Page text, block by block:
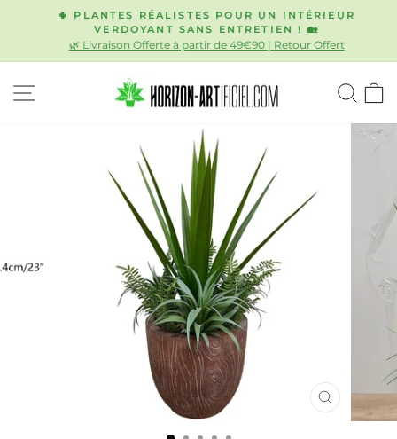
Diaporama
Pause
🌵 PLANTES RÉALISTES POUR UN INTÉRIEUR
VERDOYANT SANS ENTRETIEN ! 🏡
🌿 Livraison Offerte à partir de 49€90 | Retour Offert
NAVIGATION
FERMER
(ESC)